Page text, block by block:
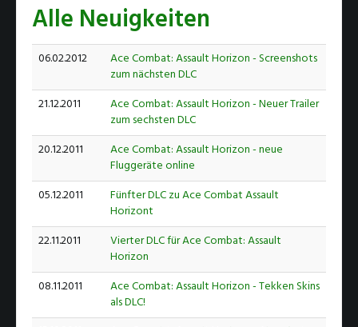
Alle Neuigkeiten
06.02.2012
Ace Combat: Assault Horizon - Screenshots
zum nächsten DLC
21.12.2011
Ace Combat: Assault Horizon - Neuer Trailer
zum sechsten DLC
20.12.2011
Ace Combat: Assault Horizon - neue
Fluggeräte online
05.12.2011
Fünfter DLC zu Ace Combat Assault
Horizont
22.11.2011
Vierter DLC für Ace Combat: Assault
Horizon
08.11.2011
Ace Combat: Assault Horizon - Tekken Skins
als DLC!